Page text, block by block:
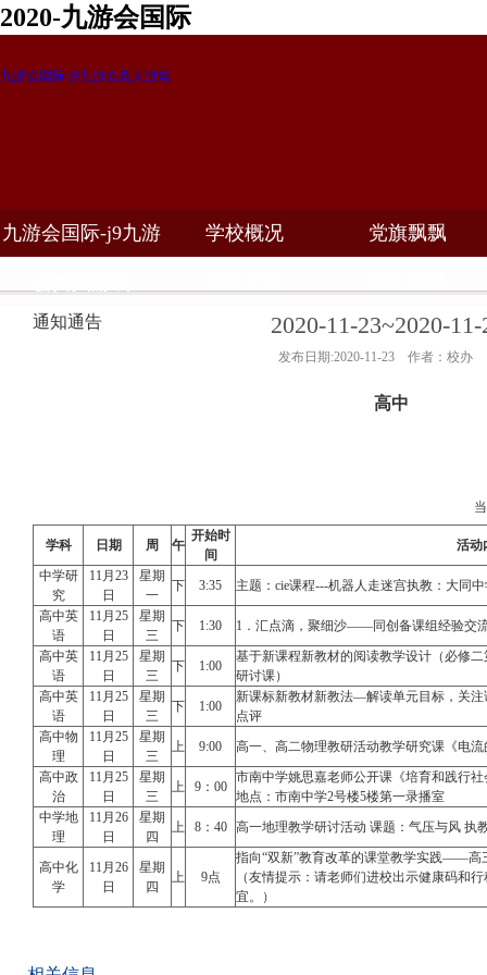
2020-九游会国际
九游会国际-j9九游会真人游戏
九游会国际-j9九游 学校概况 党旗飘飘
通知通告 2020-11-23~2020-
发布日期:2020-11-23 作者：校办
高中
学科 日期 周 午
开始时
间
活动
中学研
究
11月23
日
星期
一
下 3:35
主题：cie课程---机器人走迷宫执教：大同
高中英
语
11月25
日
星期
三
下 1:30
1．汇点滴，聚细沙——同创备课组经验交
高中英
语
11月25
日
星期
三
下 1:00
基于新课程新教材的阅读教学设计（必修二
研讨课）
高中英
语
11月25
日
星期
三
下 1:00
新课标新教材新教法—解读单元目标，关
点评
高中物
理
11月25
日
星期
三
上 9:00
高一、高二物理教研活动教学研究课《电
高中政
治
11月25
日
星期
三
上 9：00
市南中学姚思嘉老师公开课《培育和践行
地点：市南中学2号楼5楼第一录播室
中学地
理
11月26
日
星期
四
上 8：40 高一地理教学研讨活动 课题：气压与风 执
高中化
学
11月26
日
星期
四
上 9点
指向“双新”教育改革的课堂教学实践——高
（友情提示：请老师们进校出示健康码和
宜。）